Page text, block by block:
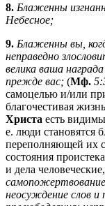
8. Блаженны
Небесное;
9. Блаженны вы,
неправедно
велика ваша
прежде вас; (Мф.
самоцелью и/или
благочестивая
Христа есть
е. люди становятся
переполняющей их
состояния
и дела
неосуждение слов